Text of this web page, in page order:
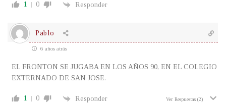
1 0 Responder
Pablo
6 años atrás
EL FRONTON SE JUGABA EN LOS AÑOS 90, EN EL COLEGIO
EXTERNADO DE SAN JOSE.
1 0 Responder Ver Respuestas (2)